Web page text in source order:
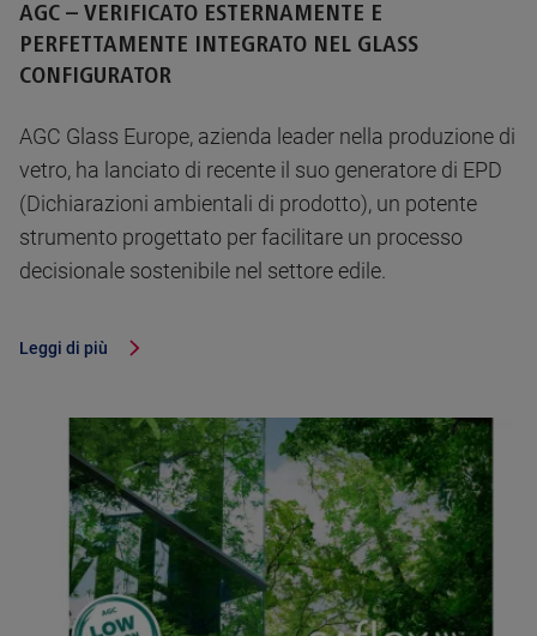
AGC – VERIFICATO ESTERNAMENTE E
PERFETTAMENTE INTEGRATO NEL GLASS
CONFIGURATOR
AGC Glass Europe, azienda leader nella produzione di
vetro, ha lanciato di recente il suo generatore di EPD
(Dichiarazioni ambientali di prodotto), un potente
strumento progettato per facilitare un processo
decisionale sostenibile nel settore edile.
Leggi di più